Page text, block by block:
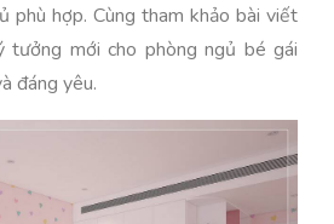
phù hợp. Cùng tham khảo bài viết
tưởng mới cho phòng ngủ bé gái
đáng yêu.